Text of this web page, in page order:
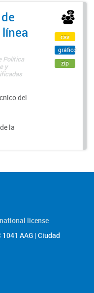
Política
y
del
la
csv
gráfico
zip
license
AAG | Ciudad